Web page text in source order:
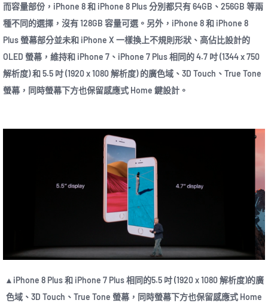
而容量部份，iPhone 8 和 iPhone 8 Plus 分別都只有 64GB、256GB 等兩
種不同的選擇，沒有 128GB 容量可選。另外，iPhone 8 和 iPhone 8
Plus 螢幕部分並未和 iPhone X 一樣換上不規則形狀、高佔比設計的
OLED 螢幕，維持和 iPhone 7、iPhone 7 Plus 相同的 4.7 吋 (1344 x 750
解析度) 和 5.5 吋 (1920 x 1080 解析度) 的廣色域、3D Touch、True Tone
螢幕，同時螢幕下方也保留感應式 Home 鍵設計。
▲iPhone 8 Plus 和 iPhone 7 Plus 相同的5.5 吋 (1920 x 1080 解析度)的廣
色域、3D Touch、True Tone 螢幕，同時螢幕下方也保留感應式 Home